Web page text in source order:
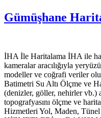
Gümüşhane
İHA İle Haritalama İHA ile
kameralar aracılığıyla
modeller ve coğrafi veriler
Batimetri Su Altı Ölçme ve
(denizler, göller, nehirler
topografyasını ölçme ve
Hizmetleri Yol, Maden,